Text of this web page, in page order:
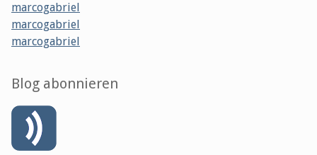
marcogabriel
marcogabriel
marcogabriel
Blog abonnieren